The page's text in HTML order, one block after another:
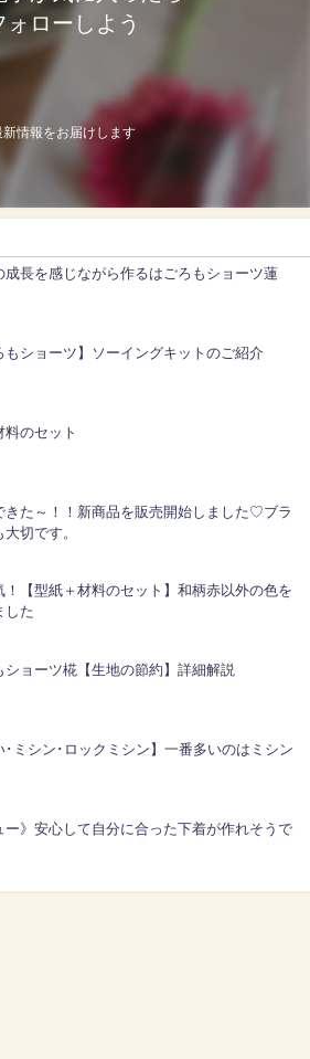
ォローしよう
新情報をお届けします
成長を感じながら作るはごろもショーツ蓮
もショーツ】ソーイングキットのご紹介
料のセット
きた～！！新商品を販売開始しました♡ブラ
切です。
！【型紙＋材料のセット】和柄赤以外の色を
した
ショーツ椛【生地の節約】詳細解説
･ミシン･ロックミシン】一番多いのはミシン
ー》安心して自分に合った下着が作れそうで